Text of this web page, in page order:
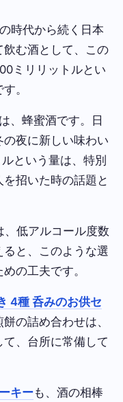
時代から続く日本
む酒として、この
ミリリットルとい
。
、蜂蜜酒です。日
夜に新しい味わい
という量は、特別
招いた時の話題と
、低アルコール度数
と、このような選
の工夫です。
4種 呑みのお供セ
の詰め合わせは、
、台所に常備して
キーも、酒の相棒